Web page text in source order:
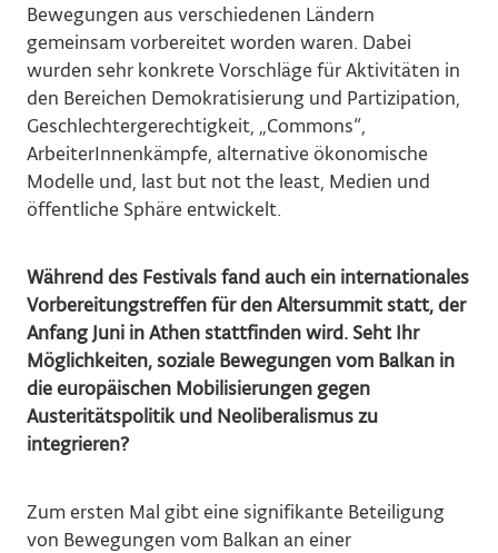
Bewegungen aus verschiedenen Ländern
gemeinsam vorbereitet worden waren. Dabei
wurden sehr konkrete Vorschläge für Aktivitäten in
den Bereichen Demokratisierung und Partizipation,
Geschlechtergerechtigkeit, „Commons“,
ArbeiterInnenkämpfe, alternative ökonomische
Modelle und, last but not the least, Medien und
öffentliche Sphäre entwickelt.
Während des Festivals fand auch ein internationales
Vorbereitungstreffen für den Altersummit statt, der
Anfang Juni in Athen stattfinden wird. Seht Ihr
Möglichkeiten, soziale Bewegungen vom Balkan in
die europäischen Mobilisierungen gegen
Austeritätspolitik und Neoliberalismus zu
integrieren?
Zum ersten Mal gibt eine signifikante Beteiligung
von Bewegungen vom Balkan an einer